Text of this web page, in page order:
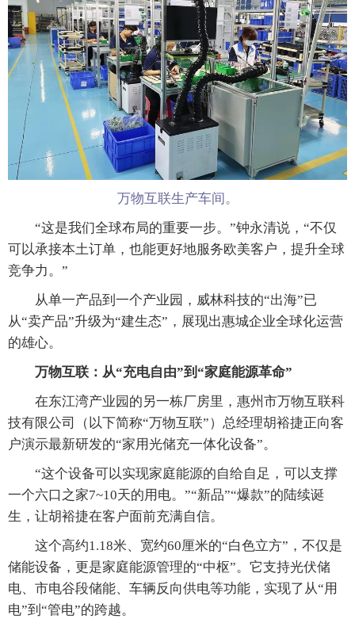
万物互联生产车间。
“这是我们全球布局的重要一步。”钟永清说，“不仅
可以承接本土订单，也能更好地服务欧美客户，提升全球
竞争力。”
从单一产品到一个产业园，威林科技的“出海”已
从“卖产品”升级为“建生态”，展现出惠城企业全球化运营
的雄心。
万物互联：从“充电自由”到“家庭能源革命”
在东江湾产业园的另一栋厂房里，惠州市万物互联科
技有限公司（以下简称“万物互联”）总经理胡裕捷正向客
户演示最新研发的“家用光储充一体化设备”。
“这个设备可以实现家庭能源的自给自足，可以支撑
一个六口之家7~10天的用电。”“新品”“爆款”的陆续诞
生，让胡裕捷在客户面前充满自信。
这个高约1.18米、宽约60厘米的“白色立方”，不仅是
储能设备，更是家庭能源管理的“中枢”。它支持光伏储
电、市电谷段储能、车辆反向供电等功能，实现了从“用
电”到“管电”的跨越。